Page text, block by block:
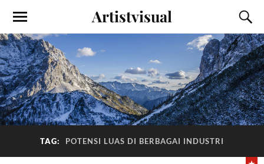
Artistvisual
TAG: POTENSI LUAS DI BERBAGAI INDUSTRI